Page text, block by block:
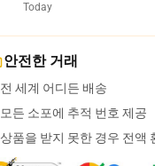
Today
안전한 거래
전 세계 어디든 배송
모든 소포에 추적 번호 제공
상품을 받지 못한 경우 전액